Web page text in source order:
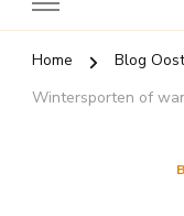
Home Blog
Wintersporten of